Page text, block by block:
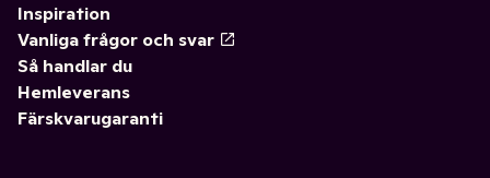
Inspiration
Vanliga frågor och svar
Så handlar du
Hemleverans
Färskvarugaranti